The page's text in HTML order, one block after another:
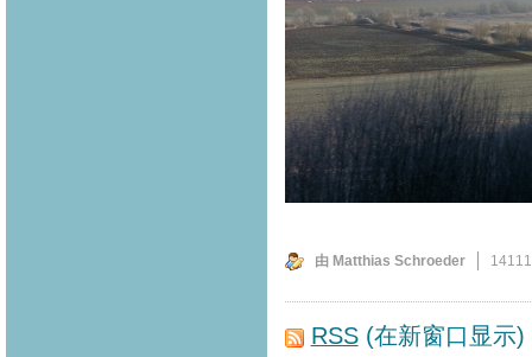
由 Matthias Schroeder
RSS (在新窗口显示)